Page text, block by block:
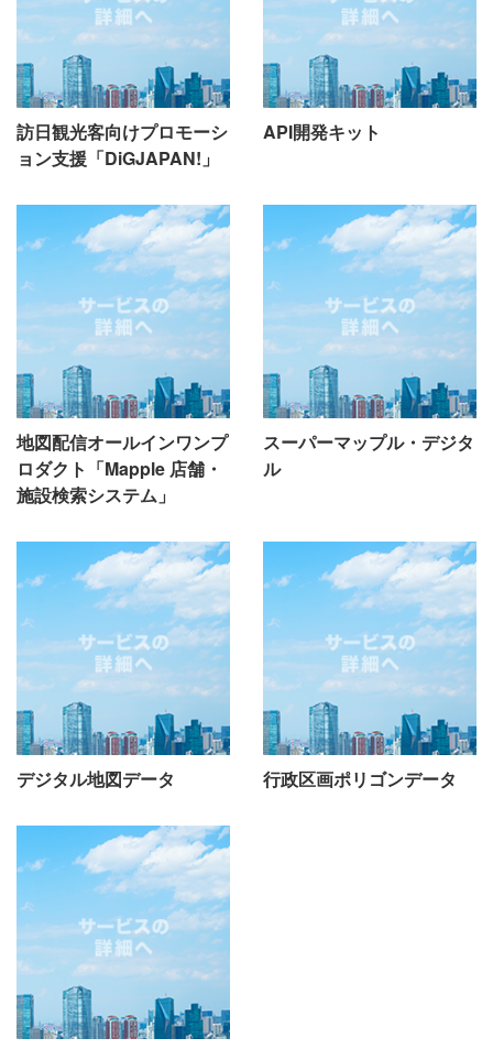
訪日観光客向けプロモーシ
ョン支援「DiGJAPAN!」
API開発キット
地図配信オールインワンプ
ロダクト「Mapple 店舗・
施設検索システム」
スーパーマップル・デジタ
ル
デジタル地図データ 行政区画ポリゴンデータ